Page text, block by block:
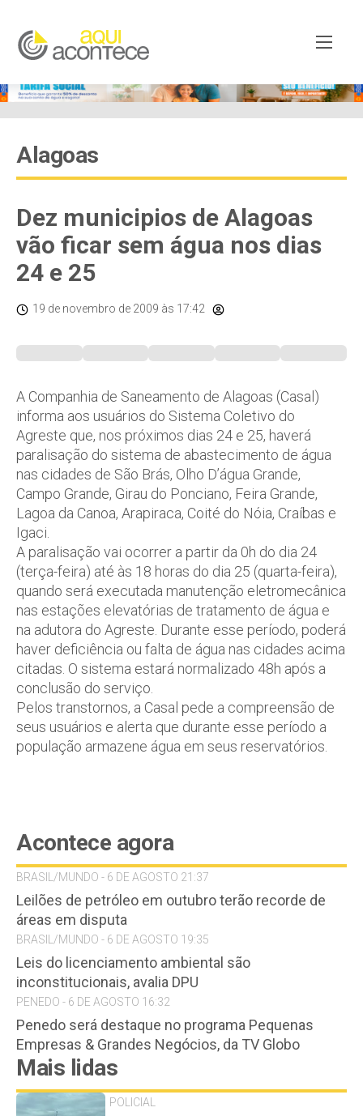
Alagoas
Dez municipios de Alagoas
vão ficar sem água nos dias
24 e 25
19 de novembro de 2009 às 17:42
A Companhia de Saneamento de Alagoas (Casal)
informa aos usuários do Sistema Coletivo do
Agreste que, nos próximos dias 24 e 25, haverá
paralisação do sistema de abastecimento de água
nas cidades de São Brás, Olho D’água Grande,
Campo Grande, Girau do Ponciano, Feira Grande,
Lagoa da Canoa, Arapiraca, Coité do Nóia, Craíbas e
Igaci.
A paralisação vai ocorrer a partir da 0h do dia 24
(terça-feira) até às 18 horas do dia 25 (quarta-feira),
quando será executada manutenção eletromecânica
nas estações elevatórias de tratamento de água e
na adutora do Agreste. Durante esse período, poderá
haver deficiência ou falta de água nas cidades acima
citadas. O sistema estará normalizado 48h após a
conclusão do serviço.
Pelos transtornos, a Casal pede a compreensão de
seus usuários e alerta que durante esse período a
população armazene água em seus reservatórios.
Acontece agora
BRASIL/MUNDO - 6 DE AGOSTO 21:37
Leilões de petróleo em outubro terão recorde de
áreas em disputa
BRASIL/MUNDO - 6 DE AGOSTO 19:35
Leis do licenciamento ambiental são
inconstitucionais, avalia DPU
PENEDO - 6 DE AGOSTO 16:32
Penedo será destaque no programa Pequenas
Empresas & Grandes Negócios, da TV Globo
Mais lidas
POLICIAL